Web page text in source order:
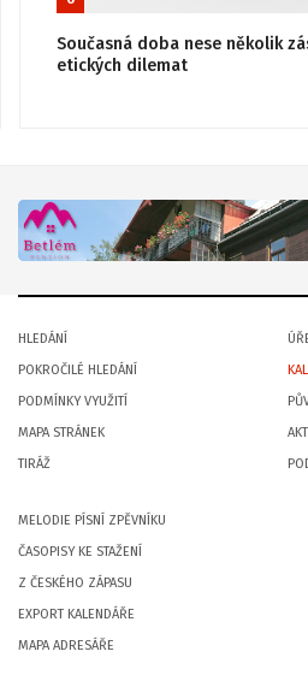
Současná doba nese několik
etických dilemat
HLEDÁNÍ
POKROČILÉ HLEDÁNÍ
PODMÍNKY VYUŽITÍ
MAPA STRÁNEK
TIRÁŽ
MELODIE PÍSNÍ ZPĚVNÍKU
ČASOPISY KE STAŽENÍ
Z ČESKÉHO ZÁPASU
EXPORT KALENDÁŘE
MAPA ADRESÁŘE